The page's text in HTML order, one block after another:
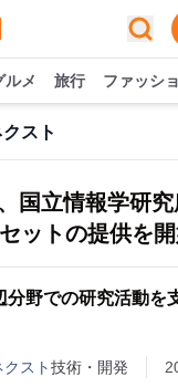
ルメ 旅行 ファッシ
スト
国立情報学研究
ットの提供を
分野での研究活動を
スト技術・開発